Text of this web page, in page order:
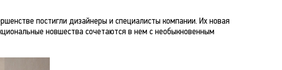
постигли дизайнеры и специалисты компании. Их новая
новшества сочетаются в нем с необыкновенным